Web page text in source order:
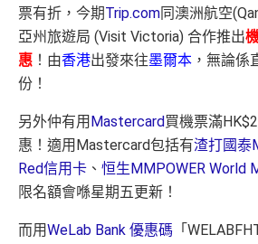
票有折，今期Trip.com同澳洲航空
亞州旅遊局 (Visit Victoria) 合作推出
惠 ！由香港出發來往墨爾本 ，無論係
份！
另外仲有用 Mastercard買機票滿
惠！適用Mastercard包括有渣打國泰
Red信用卡 、 恒生MMPOWER World
限名額會喺星期五更新！
而用WeLab Bank 優惠碼 「